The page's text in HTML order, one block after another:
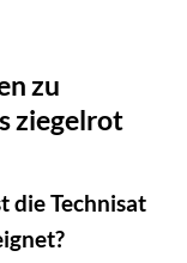
zu
ziegelrot
die Technisat